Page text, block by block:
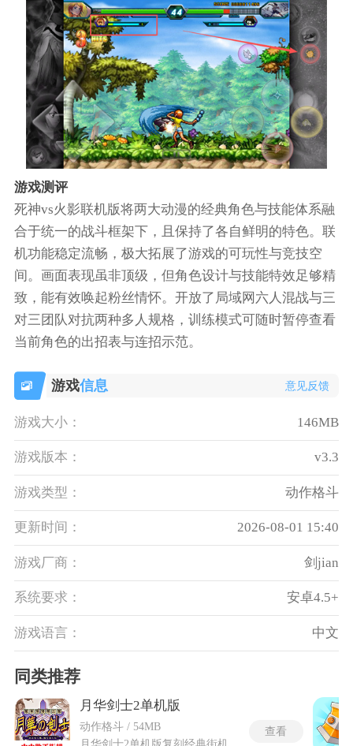
游戏测评
死神vs火影联机版将两大动漫的经典角色与技能体系融
合于统一的战斗框架下，且保持了各自鲜明的特色。联
机功能稳定流畅，极大拓展了游戏的可玩性与竞技空
间。画面表现虽非顶级，但角色设计与技能特效足够精
致，能有效唤起粉丝情怀。开放了局域网六人混战与三
对三团队对抗两种多人规格，训练模式可随时暂停查看
当前角色的出招表与连招示范。
游戏信息 意见反馈
游戏大小： 146MB
游戏版本： v3.3
游戏类型： 动作格斗
更新时间： 2026-08-01 15:40
游戏厂商： 剑jian
系统要求： 安卓4.5+
游戏语言： 中文
同类推荐
月华剑士2单机版
动作格斗 / 54MB
查看